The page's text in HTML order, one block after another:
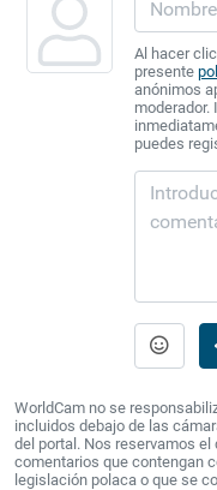
Al hacer
presente
anónimos
moderador.
puedes
WorldCam no se
incluidos debajo de las
del portal. Nos reservamos el
comentarios que contengan
legislación polaca o que se